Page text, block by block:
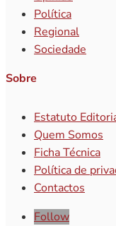
Política
Regional
Sociedade
Sobre
Estatuto
Quem Somos
Ficha Técnica
Política de
Contactos
Follow